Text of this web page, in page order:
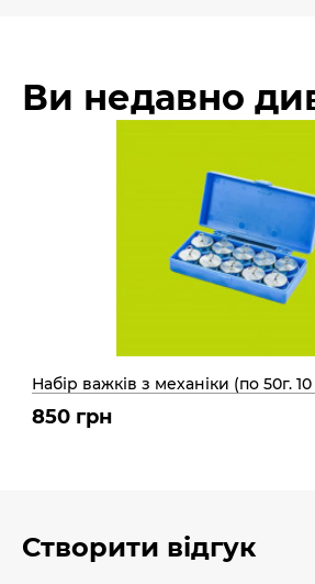
Ви недавно
Набір важків з механіки (по 50г.
850 грн
Створити відгук